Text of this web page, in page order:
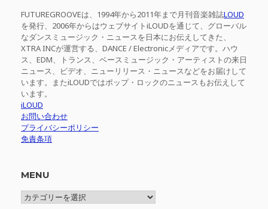
FUTUREGROOVEは、1994年から2011年まで月刊音楽雑誌LOUD
を発行、2006年からはウェブサイトiLOUDを通じて、グローバル
なダンスミュージック・ニュースを日本にお伝えしてきた、
XTRA INCが運営する、DANCE / Electronicメディアです。ハウ
ス、EDM、トランス、ベースミュージック・アーティストの来日
ニュース、ビデオ、ニューリリース・ニュースなどをお届けして
います。またiLOUDではポップ・ロックのニュースもお伝えして
います。
iLOUD
お問い合わせ
プライバシーポリシー
免責条項
MENU
MENU